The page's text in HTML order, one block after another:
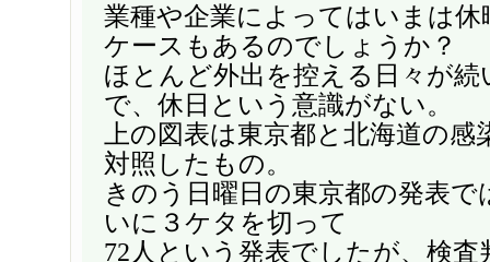
業種や企業によってはいまは
ケースもあるのでしょうか？
ほとんど外出を控える日々が
で、休日という意識がない。
上の図表は東京都と北海道の感
対照したもの。
きのう日曜日の東京都の発表
いに３ケタを切って
72人という発表でしたが、検